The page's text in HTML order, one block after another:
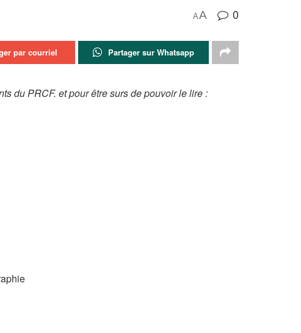
AA 0
par courriel Partager sur Whatsapp
du PRCF. et pour être surs de pouvoir le lire :